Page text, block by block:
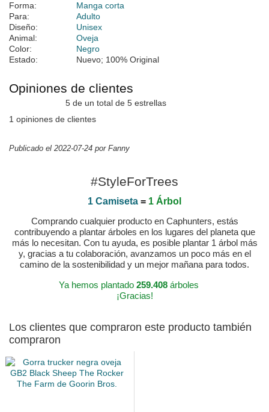
Forma:
Manga corta
Para:
Adulto
Diseño:
Unisex
Animal:
Oveja
Color:
Negro
Estado:
Nuevo; 100% Original
Opiniones de clientes
5 de un total de 5 estrellas
1 opiniones de clientes
Publicado el 2022-07-24 por Fanny
#StyleForTrees
1 Camiseta = 1 Árbol
Comprando cualquier producto en Caphunters, estás
contribuyendo a plantar árboles en los lugares del planeta que
más lo necesitan. Con tu ayuda, es posible plantar 1 árbol más
y, gracias a tu colaboración, avanzamos un poco más en el
camino de la sostenibilidad y un mejor mañana para todos.
Ya hemos plantado 259.408 árboles
¡Gracias!
Los clientes que compraron este producto también
compraron